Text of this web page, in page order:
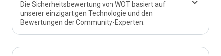
Die Sicherheitsbewertung von WOT basiert auf
unserer einzigartigen Technologie und den
Bewertungen der Community-Experten.